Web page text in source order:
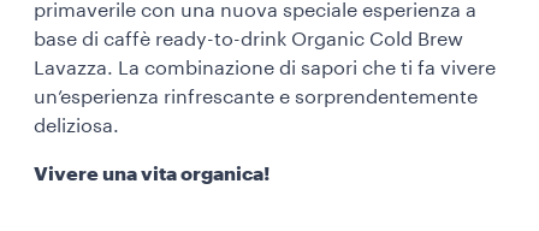
primaverile con una nuova speciale esperienza a
base di caffè ready-to-drink Organic Cold Brew
Lavazza. La combinazione di sapori che ti fa vivere
un’esperienza rinfrescante e sorprendentemente
deliziosa.
Vivere una vita organica!